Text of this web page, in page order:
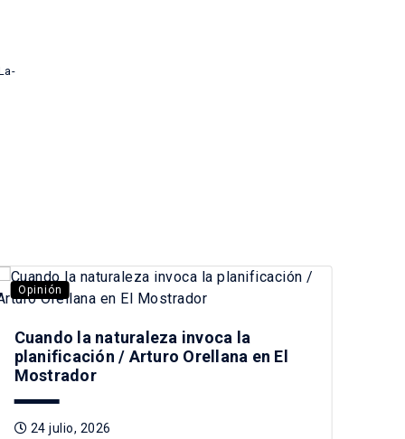
Opinión
Cuando la naturaleza invoca la
planificación / Arturo Orellana en El
Mostrador
24 julio, 2026